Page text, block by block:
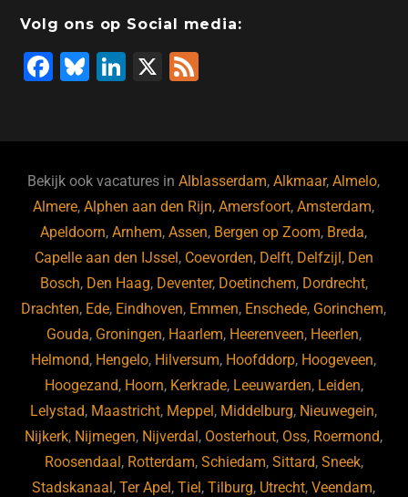
Volg ons op Social media:
F
b
o
o
k
Bl
ky
Li
dI
n
X
Bekijk ook vacatures inAlblasserdam,Alkmaar,Almelo,
Almere,Alphen aan den Rijn,Amersfoort,Amsterdam,
Apeldoorn,Arnhem,Assen, Bergen op Zoom, Breda,
Capelle aan den IJssel , Coevorden, Delft, Delfzijl , Den
Bosch, Den Haag, Deventer, Doetinchem, Dordrecht,
Drachten, Ede, Eindhoven, Emmen, Enschede, Gorinchem,
Gouda, Groningen, Haarlem, Heerenveen, Heerlen,
Helmond, Hengelo, Hilversum, Hoofddorp, Hoogeveen,
Hoogezand, Hoorn, Kerkrade, Leeuwarden, Leiden,
Lelystad, Maastricht, Meppel , Middelburg, Nieuwegein,
Nijkerk, Nijmegen, Nijverdal , Oosterhout, Oss, Roermond,
Roosendaal , Rotterdam, Schiedam, Sittard, Sneek,
Stadskanaal ,Ter Apel ,Tiel ,Tilburg, Utrecht,Veendam,